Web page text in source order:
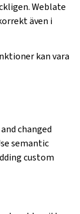
Weblate
även i
kan vara
changed
semantic
custom